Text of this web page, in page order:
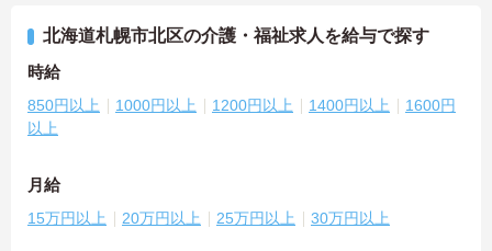
北海道札幌市北区の介護・福祉求人を給与で探す
時給
850円以上 1000円以上 1200円以上 1400円以上
1600円
以上
月給
15万円以上 20万円以上 25万円以上 30万円以上